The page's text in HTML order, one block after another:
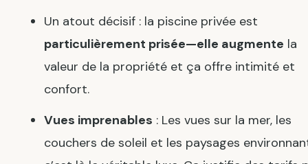
Un atout décisif : la piscine privée est
particulièrement prisée—elle augmente la
valeur de la propriété et ça offre intimité et
confort.
Vues imprenables : Les vues sur la mer, les
couchers de soleil et les paysages